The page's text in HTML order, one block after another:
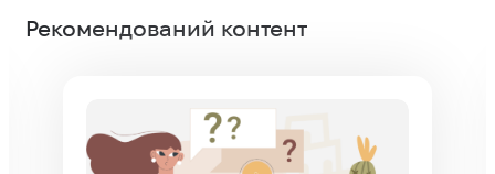
Рекомендований контент